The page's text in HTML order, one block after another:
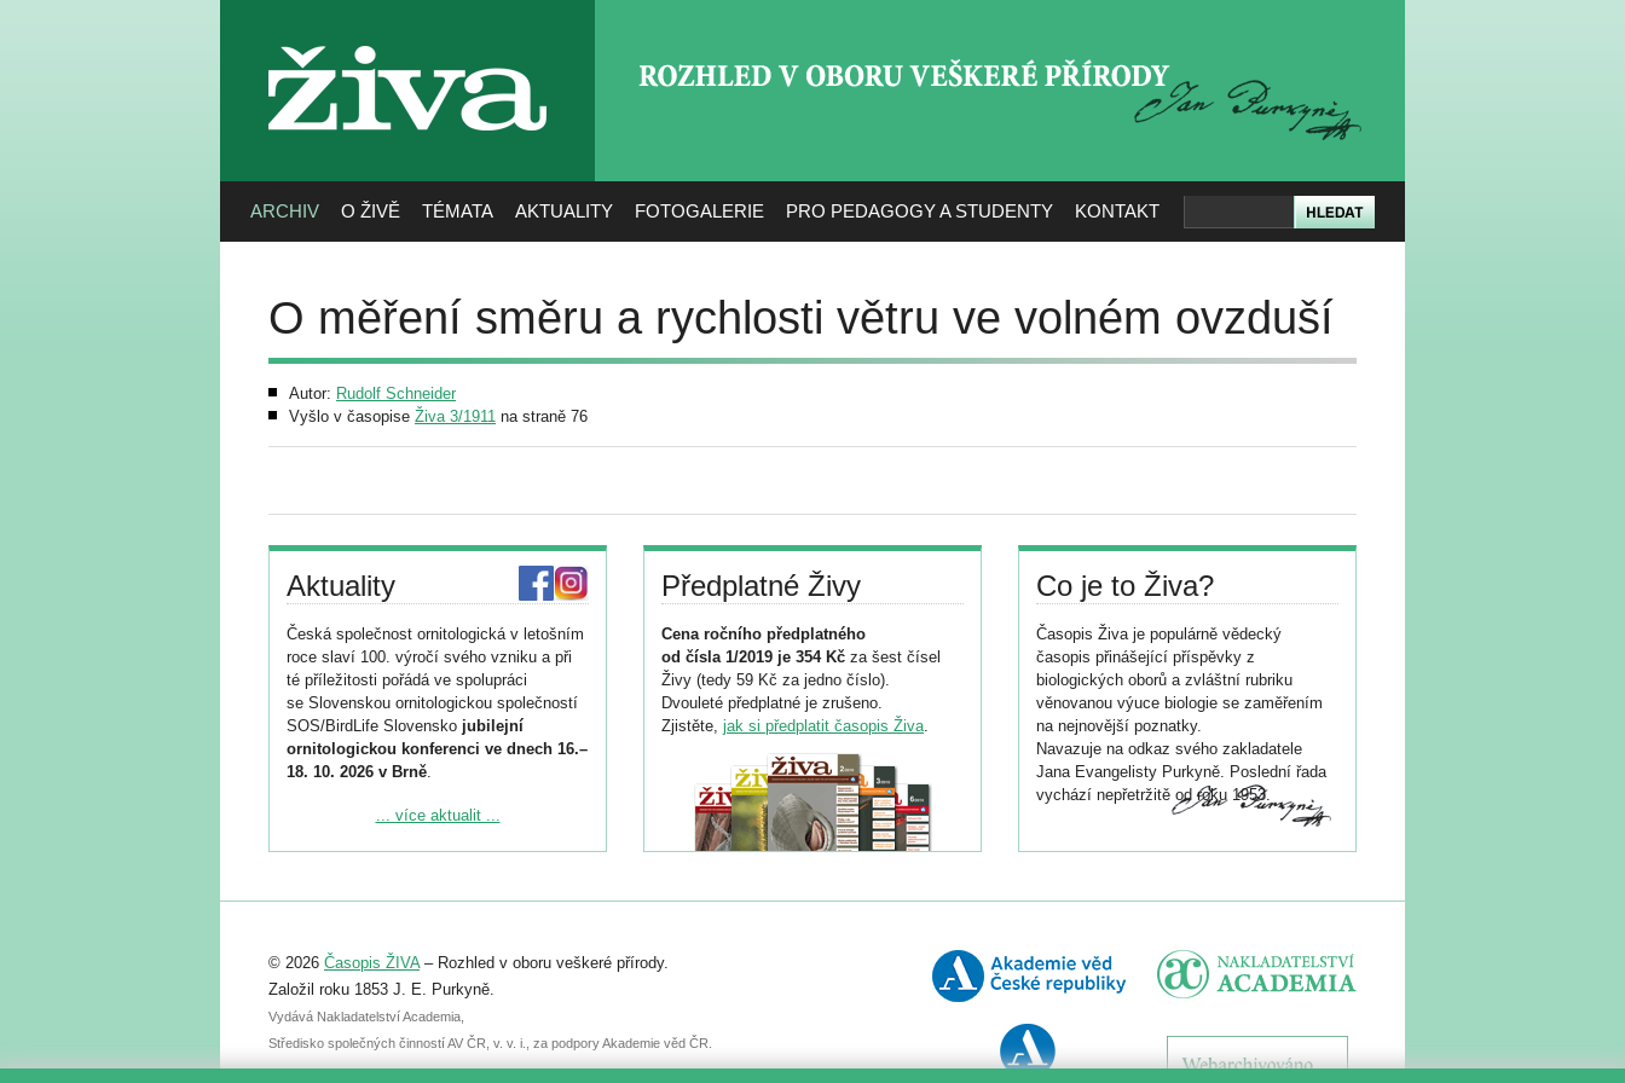
živa
ARCHIV O ŽIVĚ TÉMATA AKTUALITY FOTOGALERIE PRO PEDAGOGY A STUDENTY KONTAKT
O měření směru a rychlosti větru ve volném ovzduší
Autor: Rudolf Schneider
Vyšlo v časopise Živa 3/1911 na straně 76
Aktuality
Česká společnost ornitologická v letošním
roce slaví 100. výročí svého vzniku a při
té příležitosti pořádá ve spolupráci
se Slovenskou ornitologickou společností
SOS/BirdLife Slovensko jubilejní
ornitologickou konferenci ve dnech 16.–
18. 10. 2026 v Brně.
Podrobnější informace ke konferenci
Registrovat se můžete do 6. září.
abstraktu přihlášené přednášky nebo
posteru je už 30. června.
... více aktualit ...
Předplatné Živy
Cena ročního předplatného
od čísla 1/2019 je 354 Kč za šest čísel
Živy (tedy 59 Kč za jedno číslo).
Dvouleté předplatné je zrušeno.
Zjistěte, jak si předplatit časopis Živa.
Co je to Živa?
Časopis Živa je populárně vědecký
časopis přinášející příspěvky z
biologických oborů a zvláštní rubriku
věnovanou výuce biologie se zaměřením
na nejnovější poznatky.
Navazuje na odkaz svého zakladatele
Jana Evangelisty Purkyně. Poslední řada
vychází nepřetržitě od roku 1953.
© 2026 Časopis ŽIVA– Rozhled v oboru veškeré přírody.
Založil roku 1853 J. E. Purkyně.
Vydává Nakladatelství Academia,
Středisko společných činností AV ČR, v. v. i., za podpory Akademie věd ČR.